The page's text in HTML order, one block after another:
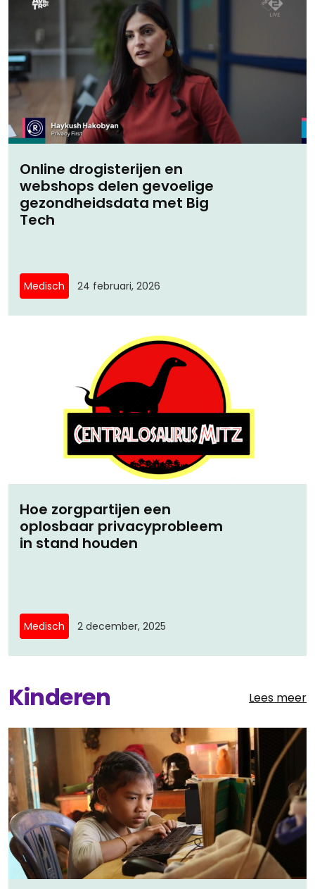
Online drogisterijen en
webshops delen gevoelige
gezondheidsdata met Big
Tech
Medisch 24 februari, 2026
Hoe zorgpartijen een
oplosbaar privacyprobleem
in stand houden
Medisch 2 december, 2025
Kinderen Lees meer